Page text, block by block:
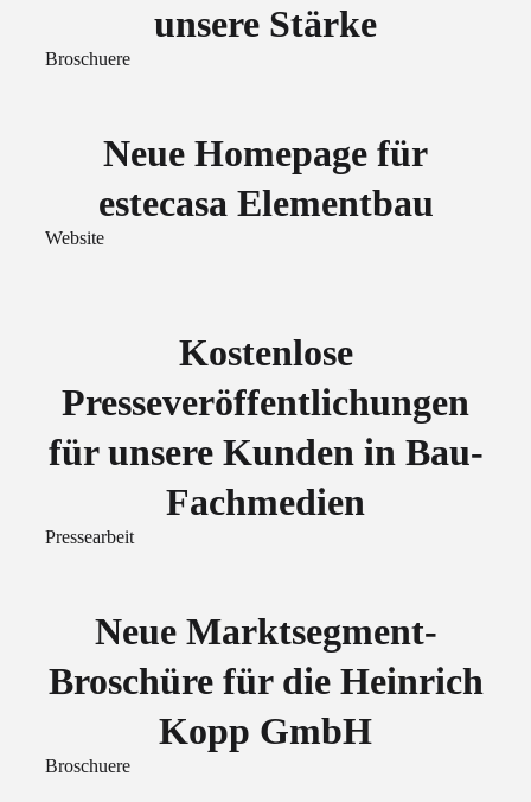
unsere Stärke
Broschuere
Neue Homepage für
estecasa Elementbau
Website
Kostenlose
Presseveröffentlichungen
für unsere Kunden in Bau-
Fachmedien
Pressearbeit
Neue Marktsegment-
Broschüre für die Heinrich
Kopp GmbH
Broschuere